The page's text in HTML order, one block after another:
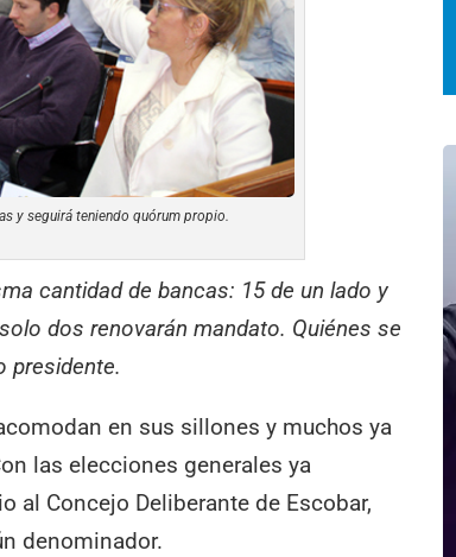
y seguirá teniendo quórum propio.
cantidad de bancas: 15 de un lado y
dos renovarán mandato. Quiénes se
presidente.
en sus sillones y muchos ya
las elecciones generales ya
al Concejo Deliberante de Escobar,
denominador.